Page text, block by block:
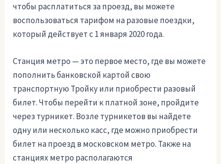
чтобы расплатиться за проезд, вы можете
воспользоваться тарифом на разовые поездки,
который действует с 1 января 2020 года.
Станция метро — это первое место, где вы можете
пополнить банковской картой свою
транспортную Тройку или приобрести разовый
билет. Чтобы перейти к платной зоне, пройдите
через турникет. Возле турникетов вы найдете
одну или несколько касс, где можно приобрести
билет на проезд в московском метро. Также на
станциях метро располагаются